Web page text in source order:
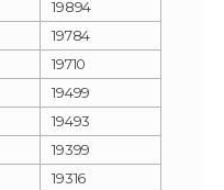
19894
19784
19710
19499
19493
19399
19316